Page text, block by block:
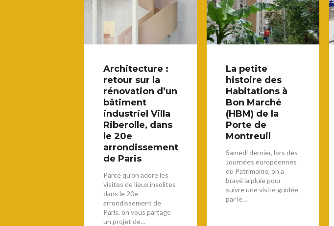
Architecture :
retour sur la
rénovation d’un
bâtiment
industriel Villa
Riberolle, dans
le 20e
arrondissement
de Paris
Parce qu'on adore les
visites de lieux insolites
dans le 20e
arrondissement de
Paris, on vous partage
un projet de…
La petite
histoire des
Habitations à
Bon Marché
(HBM) de la
Porte de
Montreuil
Samedi dernier, lors des
Journées européennes
du Patrimoine, on a
bravé la pluie pour
suivre une visite guidée
par le…